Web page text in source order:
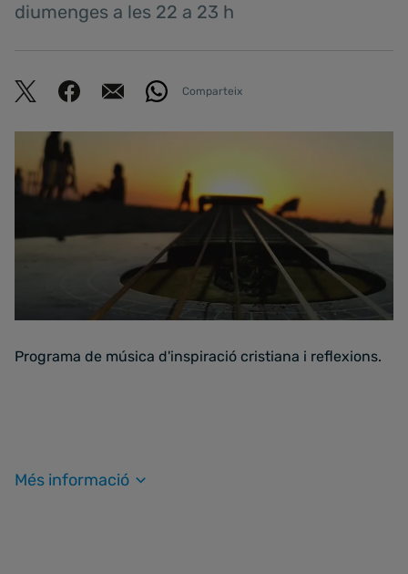
diumenges a les 22 a 23 h
Comparteix
Programa de música d'inspiració cristiana i reflexions.
Més informació